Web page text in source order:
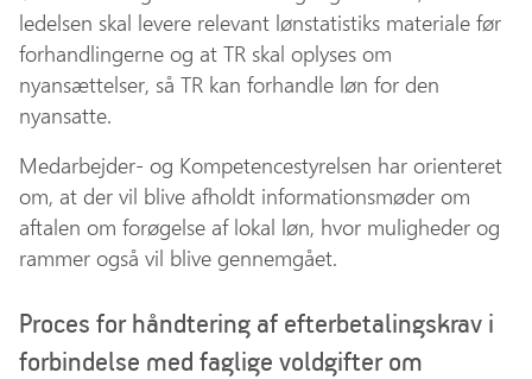
ledelsen skal levere relevant lønstatistiks materiale før
forhandlingerne og at TR skal oplyses om
nyansættelser, så TR kan forhandle løn for den
nyansatte.
Medarbejder- og Kompetencestyrelsen har orienteret
om, at der vil blive afholdt informationsmøder om
aftalen om forøgelse af lokal løn, hvor muligheder og
rammer også vil blive gennemgået.
Proces for håndtering af efterbetalingskrav i
forbindelse med faglige voldgifter om